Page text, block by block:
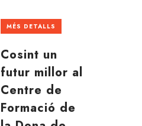
MÉS DETALLS
Cosint un
futur millor al
Centre de
Formació de